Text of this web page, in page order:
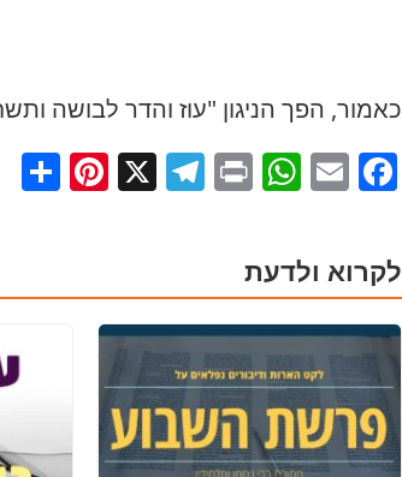
כאמור, הפך הניגון "עוז והדר לבושה
Facebook
Email
WhatsApp
Print
Telegram
X
לקרוא ולדעת